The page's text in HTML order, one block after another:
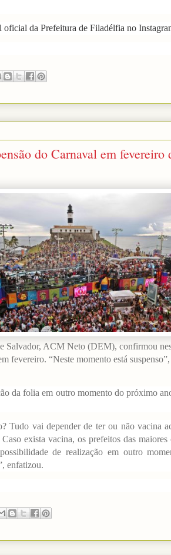
da Prefeitura de Filadélfia no
do Carnaval em fevereiro
Salvador, ACM Neto (DEM), confirmou
fevereiro. “Neste momento está
da folia em outro momento do próximo
Tudo vai depender de ter ou não vacina
exista vacina, os prefeitos das maiores
de realização em outro
enfatizou.